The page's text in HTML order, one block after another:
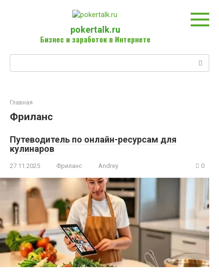
pokertalk.ru
Бизнес и заработок в Интернете
Главная
Фриланс
Путеводитель по онлайн-ресурсам для
кулинаров
27.11.2025 Фриланс Andrey 0